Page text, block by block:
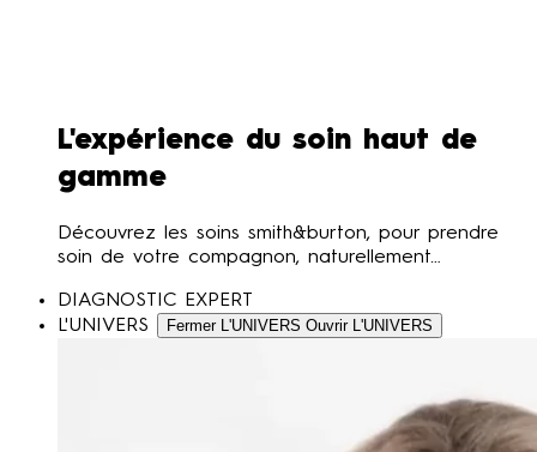
L'expérience du soin haut de
gamme
Découvrez les soins smith&burton, pour prendre
soin de votre compagnon, naturellement…
DIAGNOSTIC EXPERT
L'UNIVERS
Fermer L'UNIVERS Ouvrir L'UNIVERS